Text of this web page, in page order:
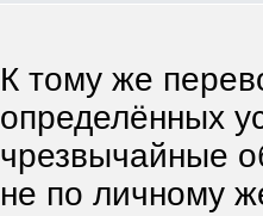
К тому же
определённых
чрезвычайные
не по личному